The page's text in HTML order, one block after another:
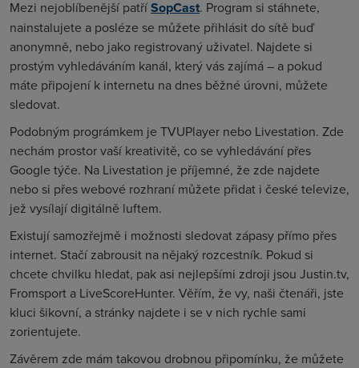
Mezi nejoblíbenější patříSopCast. Program si stáhnete,
nainstalujete a posléze se můžete přihlásit do sítě buď
anonymně, nebo jako registrovaný uživatel. Najdete si
prostým vyhledáváním kanál, který vás zajímá – a pokud
máte připojení k internetu na dnes běžné úrovni, můžete
sledovat.
Podobným prográmkem je TVUPlayer nebo Livestation. Zde
nechám prostor vaší kreativitě, co se vyhledávání přes
Google týče. Na Livestation je příjemné, že zde najdete
nebo si přes webové rozhraní můžete přidat i české televize,
jež vysílají digitálně luftem.
Existují samozřejmě i možnosti sledovat zápasy přímo přes
internet. Stačí zabrousit na nějaký rozcestník. Pokud si
chcete chvilku hledat, pak asi nejlepšími zdroji jsou Justin.tv,
Fromsport a LiveScoreHunter. Věřím, že vy, naši čtenáři, jste
kluci šikovní, a stránky najdete i se v nich rychle sami
zorientujete.
Závěrem zde mám takovou drobnou připomínku, že můžete